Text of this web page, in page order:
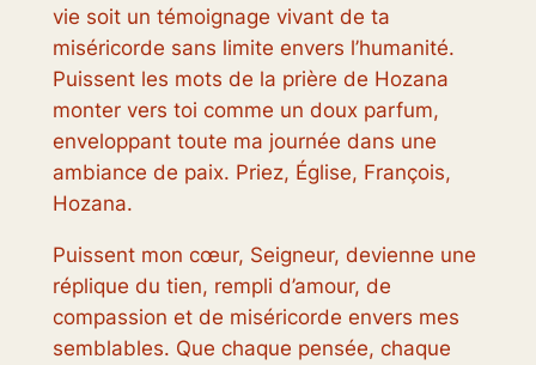
vie soit un témoignage vivant de ta
miséricorde sans limite envers l’humanité.
Puissent les mots de la prière de Hozana
monter vers toi comme un doux parfum,
enveloppant toute ma journée dans une
ambiance de paix. Priez, Église, François,
Hozana.
Puissent mon cœur, Seigneur, devienne une
réplique du tien, rempli d’amour, de
compassion et de miséricorde envers mes
semblables. Que chaque pensée, chaque